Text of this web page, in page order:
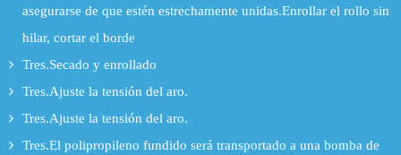
asegurarse de que estén estrechamente unidas.Enrollar el rollo sin
hilar, cortar el borde
Tres.Secado y enrollado
Tres.Ajuste la tensión del aro.
Tres.Ajuste la tensión del aro.
Tres.El polipropileno fundido será transportado a una bomba de